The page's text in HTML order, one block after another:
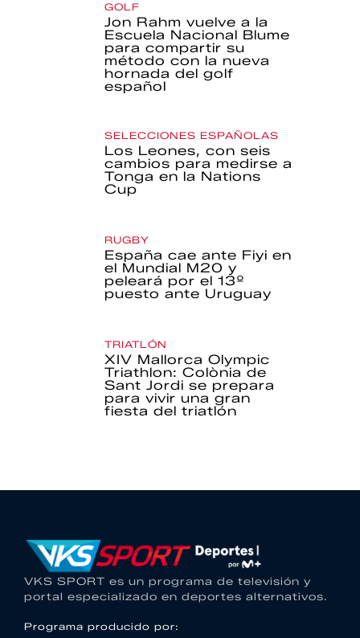
GOLF
Jon Rahm vuelve a la
Escuela Nacional Blume
para compartir su
método con la nueva
hornada del golf
español
SELECCIONES ESPAÑOLAS
Los Leones, con seis
cambios para medirse a
Tonga en la Nations
Cup
RUGBY
España cae ante Fiyi en
el Mundial M20 y
peleará por el 13º
puesto ante Uruguay
TRIATLÓN
XIV Mallorca Olympic
Triathlon: Colònia de
Sant Jordi se prepara
para vivir una gran
fiesta del triatlón
VKS SPORT es un programa de televisión y
portal especializado en deportes alternativos.
Programa producido por: